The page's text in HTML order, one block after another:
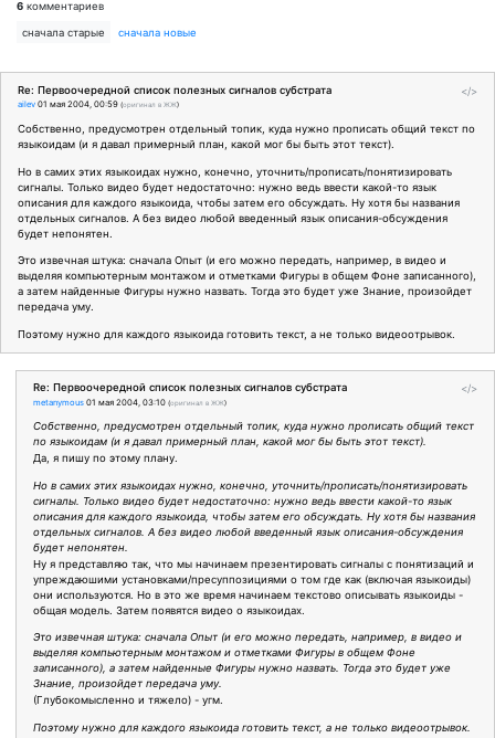
6 комментариев
сначала старые сначала новые
</>
Re: Первоочередной список полезных сигналов субстрата
ailev 01 мая 2004, 00:59 (оригинал в ЖЖ)
Собственно, предусмотрен отдельный топик, куда нужно прописать общий текст по
языкоидам (и я давал примерный план, какой мог бы быть этот текст).
Но в самих этих языкоидах нужно, конечно, уточнить/прописать/понятизировать
сигналы. Только видео будет недостаточно: нужно ведь ввести какой-то язык
описания для каждого языкоида, чтобы затем его обсуждать. Ну хотя бы названия
отдельных сигналов. А без видео любой введенный язык описания-обсуждения
будет непонятен.
Это извечная штука: сначала Опыт (и его можно передать, например, в видео и
выделяя компьютерным монтажом и отметками Фигуры в общем Фоне записанного),
а затем найденные Фигуры нужно назвать. Тогда это будет уже Знание, произойдет
передача уму.
Поэтому нужно для каждого языкоида готовить текст, а не только видеоотрывок.
</>
Re: Первоочередной список полезных сигналов субстрата
metanymous 01 мая 2004, 03:10 (оригинал в ЖЖ)
Собственно, предусмотрен отдельный топик, куда нужно прописать общий текст
по языкоидам (и я давал примерный план, какой мог бы быть этот текст).
Да, я пишу по этому плану.
Но в самих этих языкоидах нужно, конечно, уточнить/прописать/понятизировать
сигналы. Только видео будет недостаточно: нужно ведь ввести какой-то язык
описания для каждого языкоида, чтобы затем его обсуждать. Ну хотя бы названия
отдельных сигналов. А без видео любой введенный язык описания-обсуждения
будет непонятен.
Ну я представляю так, что мы начинаем презентировать сигналы с понятизаций и
упреждаюшими установками/пресуппозициями о том где как (включая языкоиды)
они используются. Но в это же время начинаем текстово описывать языкоиды -
общая модель. Затем появятся видео о языкоидах.
Это извечная штука: сначала Опыт (и его можно передать, например, в видео и
выделяя компьютерным монтажом и отметками Фигуры в общем Фоне
записанного), а затем найденные Фигуры нужно назвать. Тогда это будет уже
Знание, произойдет передача уму.
(Глубокомысленно и тяжело) - угм.
Поэтому нужно для каждого языкоида готовить текст, а не только видеоотрывок.